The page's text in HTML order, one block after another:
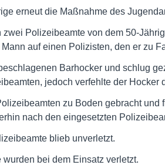
erneut die Maßnahme des
Polizeibeamte von dem 50-
auf einen Polizisten, den er zu
Barhocker und schlug
jedoch verfehlte der Hocker
zu Boden gebracht und
nach den eingesetzten
blieb unverletzt.
bei dem Einsatz verletzt.